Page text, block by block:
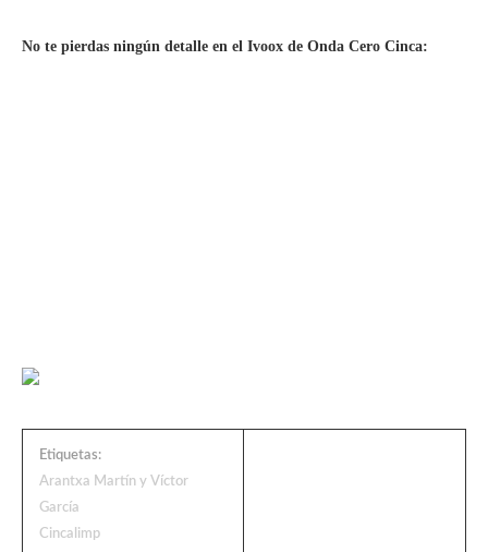
No te pierdas ningún detalle en el Ivoox de Onda Cero Cinca:
Etiquetas:
Arantxa Martín y Víctor
García
Cincalimp